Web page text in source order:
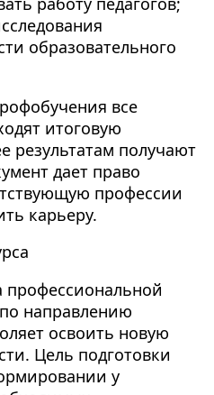
образовательного
все
итоговую
результатам получают
дает право
профессии
карьеру.
профессиональной
направлению
освоить новую
Цель подготовки
у